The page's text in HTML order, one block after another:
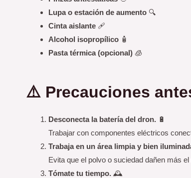
Lupa o estación de aumento 🔍
Cinta aislante 🩹
Alcohol isopropílico 🧴
Pasta térmica (opcional) 🧊
⚠️ Precauciones
Desconecta la batería del dron. 🔋
Trabajar con componentes eléctricos
Trabaja en un área limpia y bien
Evita que el polvo o suciedad dañen más el
Tómate tu tiempo. 🕰️